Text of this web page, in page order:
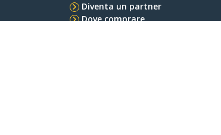
Diventa un partner
Dove comprare